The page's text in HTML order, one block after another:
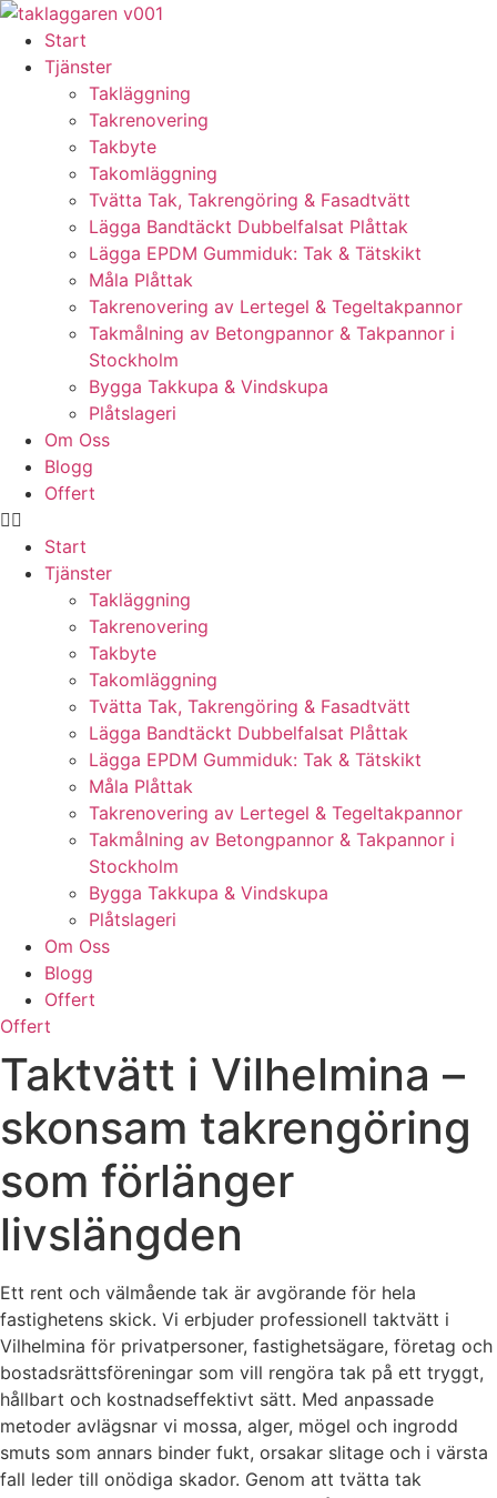
Skip
content
Start
Tjänster
Takläggning
Takrenovering
Takbyte
Takomläggning
Tvätta Tak, Takrengöring & Fasadtvätt
Lägga Bandtäckt Dubbelfalsat Plåttak
Lägga EPDM Gummiduk: Tak & Tätskikt
Måla Plåttak
Takrenovering av Lertegel & Tegeltakpannor
Takmålning av Betongpannor & Takpannor i
Stockholm
Bygga Takkupa & Vindskupa
Plåtslageri
Om Oss
Blogg
Offert
Start
Tjänster
Takläggning
Takrenovering
Takbyte
Takomläggning
Tvätta Tak, Takrengöring & Fasadtvätt
Lägga Bandtäckt Dubbelfalsat Plåttak
Lägga EPDM Gummiduk: Tak & Tätskikt
Måla Plåttak
Takrenovering av Lertegel & Tegeltakpannor
Takmålning av Betongpannor & Takpannor i
Stockholm
Bygga Takkupa & Vindskupa
Plåtslageri
Om Oss
Blogg
Offert
Offert
Taktvätt i Vilhelmina –
skonsam takrengöring
som förlänger
livslängden
Ett rent och välmående tak är avgörande för hela
fastighetens skick. Vi erbjuder professionell taktvätt i
Vilhelmina för privatpersoner, fastighetsägare, företag och
bostadsrättsföreningar som vill rengöra tak på ett tryggt,
hållbart och kostnadseffektivt sätt. Med anpassade
metoder avlägsnar vi mossa, alger, mögel och ingrodd
smuts som annars binder fukt, orsakar slitage och i värsta
fall leder till onödiga skador. Genom att tvätta tak